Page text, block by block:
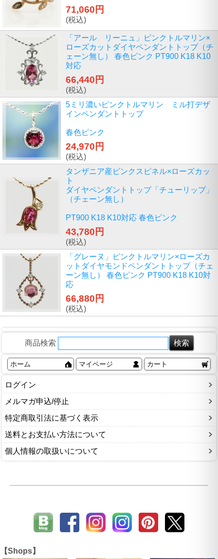
71,060円
(税込)
「アール リーニュ」ピンクトルマリン×
ローズカットダイヤペンダントトップ（チ
ェーン無し） 春色ピンク PT900 K18 K10
対応
66,440円
(税込)
5ミリ濃いピンクトルマリン ミル打デザ
インペンダントトップ
春色ピンク
24,970円
(税込)
タンザニア産ピンクスピネル×ローズカッ
ト
ダイヤペンダントトップ「チューリップ」
（チェーン無し）
PT900 K18 K10対応 春色ピンク
43,780円
(税込)
「グレーヌ」ピンクトルマリン×ローズカ
ットダイヤモンドペンダントトップ（チェ
ーン無し） 春色ピンク PT900 K18 K10対
応
66,880円
(税込)
商品検索
ホーム マイページ カート
ログイン
メルマガ申込/停止
特定商取引法に基づく表示
送料とお支払い方法について
個人情報の取扱いについて
【Shops】